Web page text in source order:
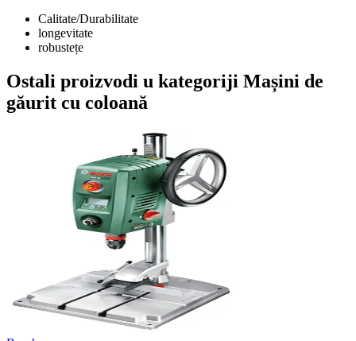
Calitate/Durabilitate
longevitate
robustețe
Ostali proizvodi u kategoriji Mașini de
găurit cu coloană